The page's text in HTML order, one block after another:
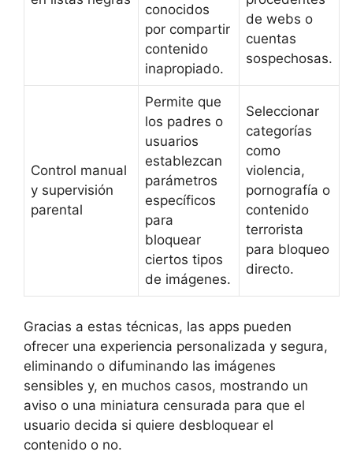
conocidos
por compartir
contenido
inapropiado.
de webs o
cuentas
sospechosas.
Control manual
y supervisión
parental
Permite que
los padres o
usuarios
establezcan
parámetros
específicos
para
bloquear
ciertos tipos
de imágenes.
Seleccionar
categorías
como
violencia,
pornografía o
contenido
terrorista
para bloqueo
directo.
Gracias a estas técnicas, las apps pueden
ofrecer una experiencia personalizada y segura,
eliminando o difuminando las imágenes
sensibles y, en muchos casos, mostrando un
aviso o una miniatura censurada para que el
usuario decida si quiere desbloquear el
contenido o no.